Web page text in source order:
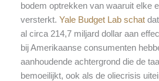
bodem optrekken van waaruit elke
versterkt. Yale Budget Lab schatdat
al circa 214,7 miljard dollar aan
bij Amerikaanse consumenten
aanhoudende achtergrond die de
bemoeilijkt, ook als de oliecrisis